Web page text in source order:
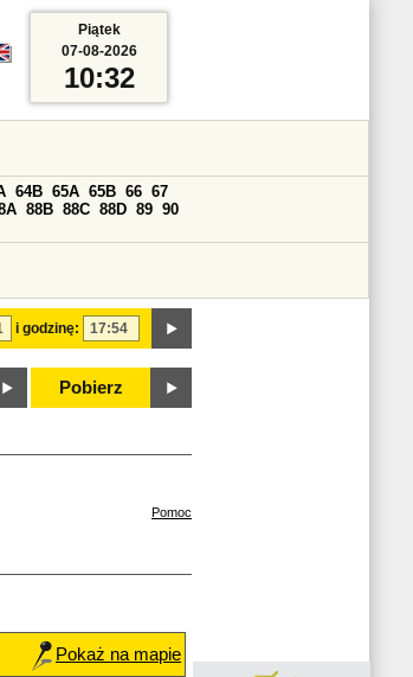
i godzinę:
64B 65A 65B 66 67
88B 88C 88D 89 90
Pobierz
Piątek
07-08-2026
10:32
Pomoc
Pokaż na mapie